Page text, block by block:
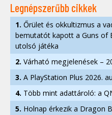
Legnépszerűbb cikkek
1. Őrület és okkultizmus a
bemutatót kapott a Guns of
utolsó játéka
2. Várható megjelenések –
3. A PlayStation Plus 2026.
4. Több mint adattároló: a
5. Holnap érkezik a Dragon